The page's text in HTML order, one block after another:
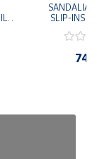
SANDALIAS
SLIP-INS